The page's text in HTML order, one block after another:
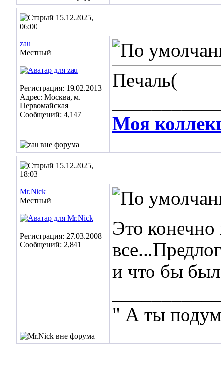
15.12.2025,
06:00
zau
Местный
Регистрация: 19.02.2013
Адрес: Москва, м.
Первомайская
Сообщений: 4,147
Печаль(
Моя
15.12.2025,
18:03
Mr.Nick
Местный
Регистрация: 27.03.2008
Сообщений: 2,841
Это конечно
и что бы
" А ты